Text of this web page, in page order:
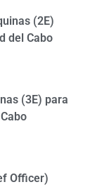
(2E)
del Cabo
(3E) para
Officer)